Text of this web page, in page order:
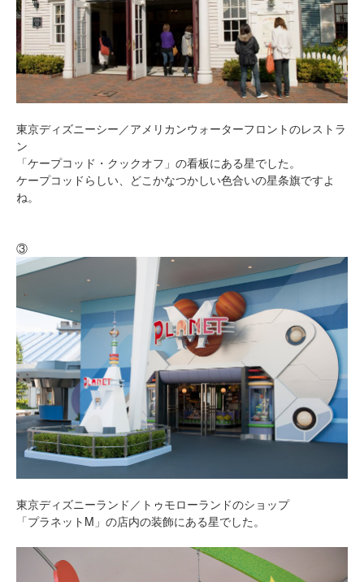
東京ディズニーシー／アメリカンウォーターフロントのレストラ
ン
「ケープコッド・クックオフ」の看板にある星でした。
ケープコッドらしい、どこかなつかしい色合いの星条旗ですよ
ね。
③
東京ディズニーランド／トゥモローランドのショップ
「プラネットM」の店内の装飾にある星でした。